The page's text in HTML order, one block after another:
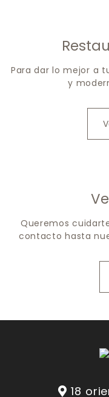
Para dar lo mejor a
y
Queremos
contacto hasta
18